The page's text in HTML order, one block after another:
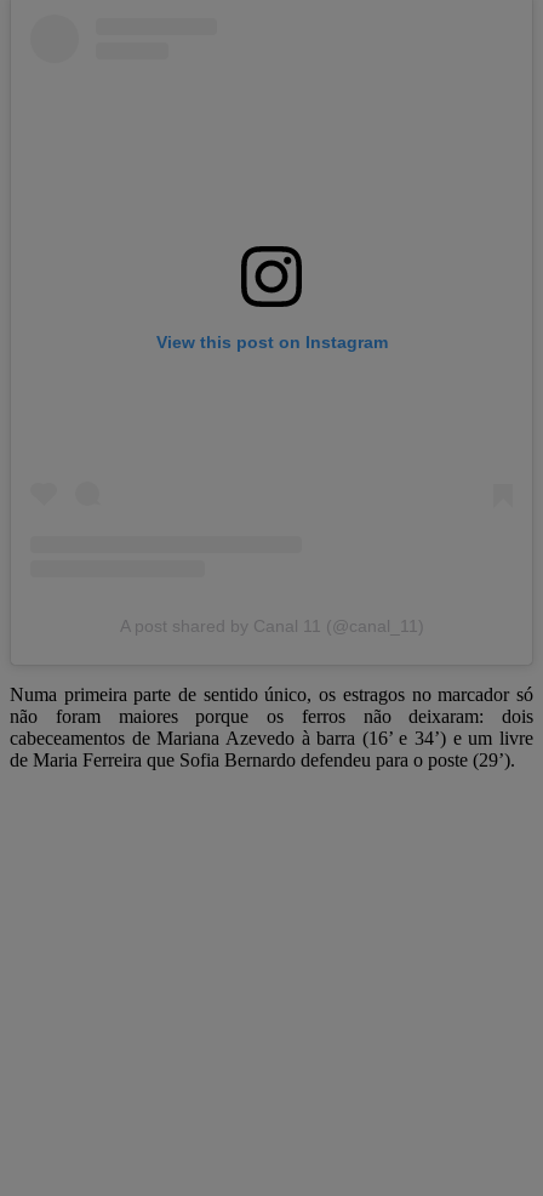
View this post on Instagram
A post shared by Canal 11 (@canal_11)
Numa primeira parte de sentido único, os estragos no marcador só
não foram maiores porque os ferros não deixaram: dois
cabeceamentos de Mariana Azevedo à barra (16’ e 34’) e um livre
de Maria Ferreira que Sofia Bernardo defendeu para o poste (29’).